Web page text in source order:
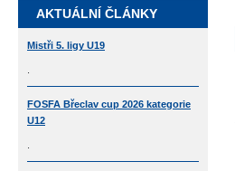
AKTUÁLNÍ ČLÁNKY
Mistři 5. ligy U19
FOSFA Břeclav cup 2026 kategorie
U12